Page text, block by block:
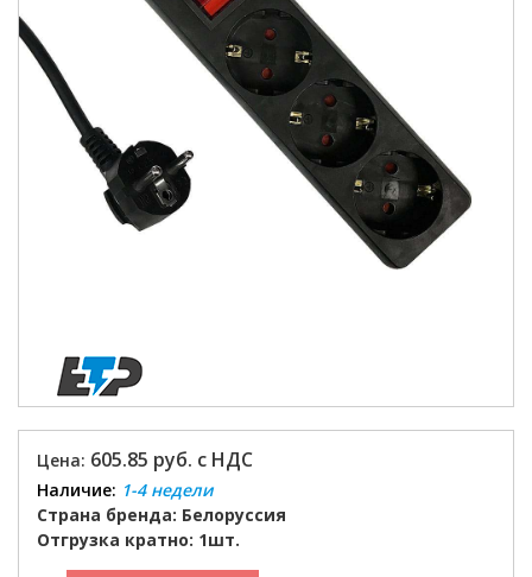
Цена: 605.85 руб. с НДС
Наличие: 1-4 недели
Страна бренда: Белоруссия
Отгрузка кратно: 1шт.